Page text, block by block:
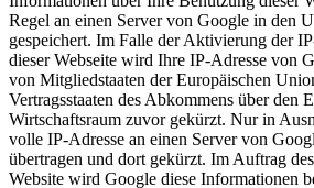
Regel an einen Server von Google in den
gespeichert. Im Falle der Aktivierung der
dieser Webseite wird Ihre IP-Adresse von
von Mitgliedstaaten der Europäischen
Vertragsstaaten des Abkommens über den
Wirtschaftsraum zuvor gekürzt. Nur in
volle IP-Adresse an einen Server von
übertragen und dort gekürzt. Im Auftrag
Website wird Google diese Informationen